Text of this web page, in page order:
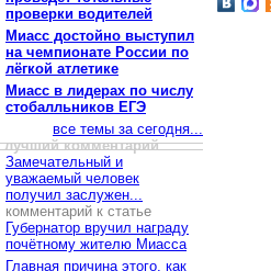
проверки водителей
Миасс достойно выступил
на чемпионате России по
лёгкой атлетике
Миасс в лидерах по числу
стобалльников ЕГЭ
все темы за сегодня...
лучший комментарий
Замечательный и
уважаемый человек
получил заслужен...
комментарий к статье
Губернатор вручил награду
почётному жителю Миасса
Главная причина этого, как